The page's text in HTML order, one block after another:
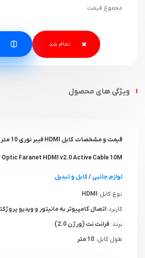
مجموع قیمت
ویژگی های محصول
قیمت و مشخصات کابل HDMI فیبر نوری 10 متری فرا نت
Optic Faranet HDMI v2.0 Active Cable 10M
لوازم جانبی/کابل و تبدیل
نوع کابل:HDMI
کاربرد :اتصال کامپیوتر به مانیتور و ویدیو
برند: فرانت نت (ورژن 2.0)
طول کابل: 10 متر